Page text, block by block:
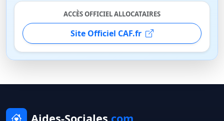
ACCÈS OFFICIEL ALLOCATAIRES
Site Officiel CAF.fr